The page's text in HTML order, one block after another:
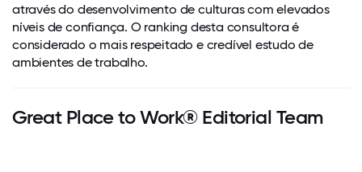
através do desenvolvimento de culturas com elevados
níveis de confiança. O ranking desta consultora é
considerado o mais respeitado e credível estudo de
ambientes de trabalho.
Great Place to Work® Editorial Team